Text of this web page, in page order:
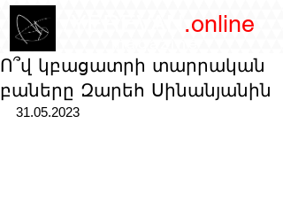
.online
Ո՞վ կբացատրի տարրական
բաները Զարեհ Սինանյանին
31.05.2023